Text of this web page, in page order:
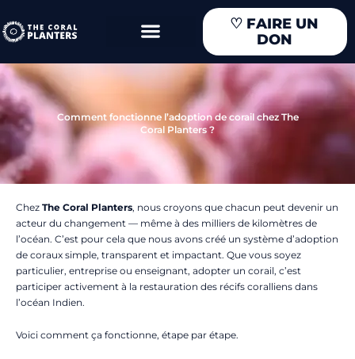
au
contenu
♡ FAIRE UN
DON
Comment fonctionne l’adoption de corail chez The
Coral Planters ?
Chez The Coral Planters, nous croyons que chacun peut devenir un
acteur du changement — même à des milliers de kilomètres de
l’océan. C’est pour cela que nous avons créé un système d’adoption
de coraux simple, transparent et impactant. Que vous soyez
particulier, entreprise ou enseignant, adopter un corail, c’est
participer activement à la restauration des récifs coralliens dans
l’océan Indien.
Voici comment ça fonctionne, étape par étape.